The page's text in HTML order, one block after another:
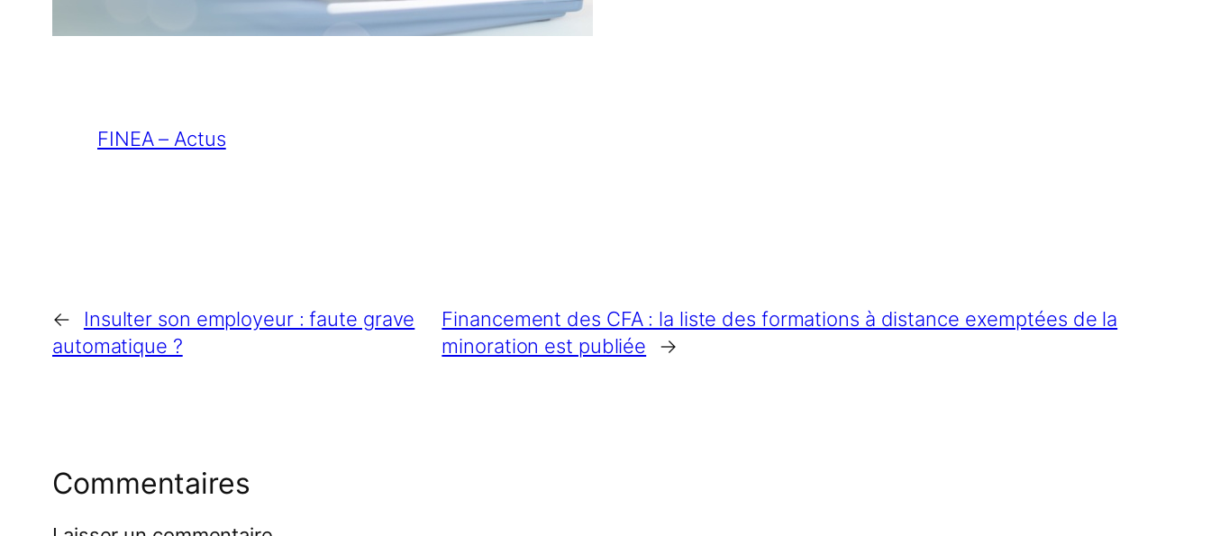
FINEA – Actus
←
Insulter son employeur : faute grave
automatique ?
Financement des CFA : la liste des formations à distance exemptées de la
minoration est publiée
→
Commentaires